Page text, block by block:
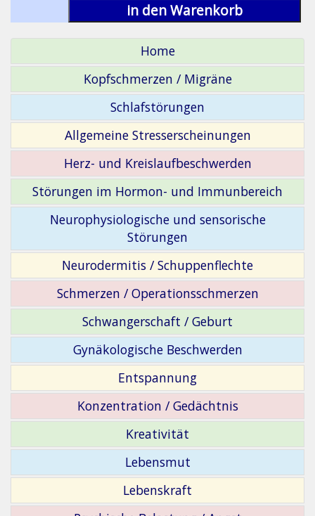
in den Warenkorb
Home
Kopfschmerzen / Migräne
Schlafstörungen
Allgemeine Stresserscheinungen
Herz- und Kreislaufbeschwerden
Störungen im Hormon- und Immunbereich
Neurophysiologische und sensorische
Störungen
Neurodermitis / Schuppenflechte
Schmerzen / Operationsschmerzen
Schwangerschaft / Geburt
Gynäkologische Beschwerden
Entspannung
Konzentration / Gedächtnis
Kreativität
Lebensmut
Lebenskraft